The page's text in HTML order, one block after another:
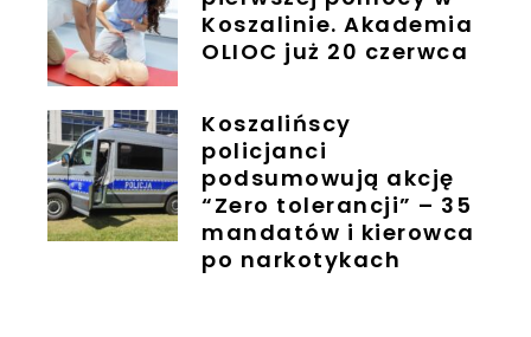
Koszalinie. Akademia
OLIOC już 20 czerwca
Koszalińscy
policjanci
podsumowują akcję
“Zero tolerancji” – 35
mandatów i kierowca
po narkotykach